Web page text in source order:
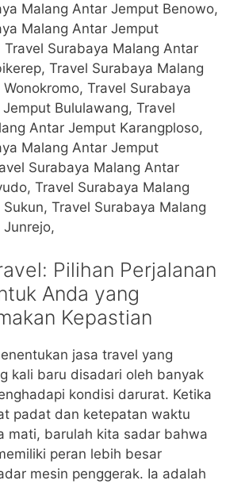
Malang Antar Jemput Benowo,
Malang Antar Jemput
Travel Surabaya Malang Antar
Travel Surabaya Malang
Travel Surabaya
Bululawang, Travel
Antar Jemput Karangploso,
Malang Antar Jemput
Surabaya Malang Antar
Travel Surabaya Malang
Travel Surabaya Malang
Pilihan Perjalanan
Anda yang
Kepastian
jasa travel yang
kali baru disadari oleh banyak
kondisi darurat. Ketika
padat dan ketepatan waktu
mati, barulah kita sadar bahwa
peran lebih besar
mesin penggerak. Ia adalah